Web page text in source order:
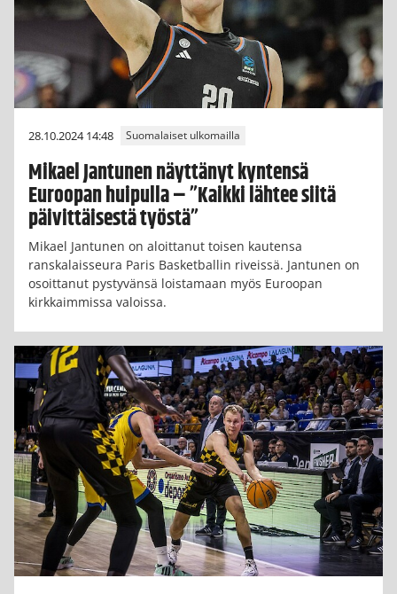
28.10.2024 14:48 Suomalaiset ulkomailla
Mikael Jantunen näyttänyt kyntensä
Euroopan huipulla – ”Kaikki lähtee siitä
päivittäisestä työstä”
Mikael Jantunen on aloittanut toisen kautensa
ranskalaisseura Paris Basketballin riveissä. Jantunen on
osoittanut pystyvänsä loistamaan myös Euroopan
kirkkaimmissa valoissa.